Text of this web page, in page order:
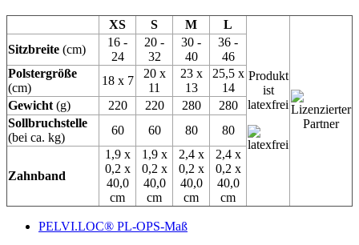
XS S M L
Produkt
ist
latexfrei
Sitzbreite (cm)
16 -
24
20 -
32
30 -
40
36 -
46
Polstergröße
(cm)
18 x 7
20 x
11
23 x
13
25,5 x
14
Gewicht (g) 220 220 280
280
Sollbruchstelle
(bei ca. kg)
60 60 80 80
Zahnband
1,9 x
0,2 x
40,0
cm
1,9 x
0,2 x
40,0
cm
2,4 x
0,2 x
40,0
cm
2,4 x
0,2 x
40,0
cm
PELVI.LOC® PL-OPS-Maß